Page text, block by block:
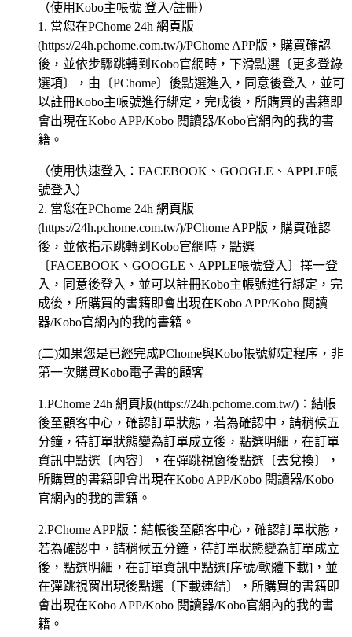
（使用Kobo主帳號 登入/註冊）
1. 當您在PChome 24h 網頁版
(https://24h.pchome.com.tw/)/PChome APP版，購買確認
後，並依步驟跳轉到Kobo官網時，下滑點選〔更多登錄
選項〕，由〔PChome〕後點選進入，同意後登入，並可
以註冊Kobo主帳號進行綁定，完成後，所購買的書籍即
會出現在Kobo APP/Kobo 閱讀器/Kobo官網內的我的書
籍。
（使用快速登入：FACEBOOK、GOOGLE、APPLE帳
號登入）
2. 當您在PChome 24h 網頁版
(https://24h.pchome.com.tw/)/PChome APP版，購買確認
後，並依指示跳轉到Kobo官網時，點選
〔FACEBOOK、GOOGLE、APPLE帳號登入〕擇一登
入，同意後登入，並可以註冊Kobo主帳號進行綁定，完
成後，所購買的書籍即會出現在Kobo APP/Kobo 閱讀
器/Kobo官網內的我的書籍。
(二)如果您是已經完成PChome與Kobo帳號綁定程序，非
第一次購買Kobo電子書的顧客
1.PChome 24h 網頁版(https://24h.pchome.com.tw/)：結帳
後至顧客中心，確認訂單狀態，若為確認中，請稍候五
分鐘，待訂單狀態變為訂單成立後，點選明細，在訂單
資訊中點選〔內容〕，在彈跳視窗後點選〔去兌換〕，
所購買的書籍即會出現在Kobo APP/Kobo 閱讀器/Kobo
官網內的我的書籍。
2.PChome APP版：結帳後至顧客中心，確認訂單狀態，
若為確認中，請稍候五分鐘，待訂單狀態變為訂單成立
後，點選明細，在訂單資訊中點選[序號/軟體下載]，並
在彈跳視窗出現後點選〔下載連結〕，所購買的書籍即
會出現在Kobo APP/Kobo 閱讀器/Kobo官網內的我的書
籍。